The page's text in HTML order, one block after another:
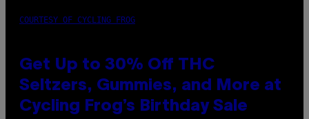
COURTESY OF CYCLING FROG
Get Up to 30% Off THC
Seltzers, Gummies, and More at
Cycling Frog’s Birthday Sale